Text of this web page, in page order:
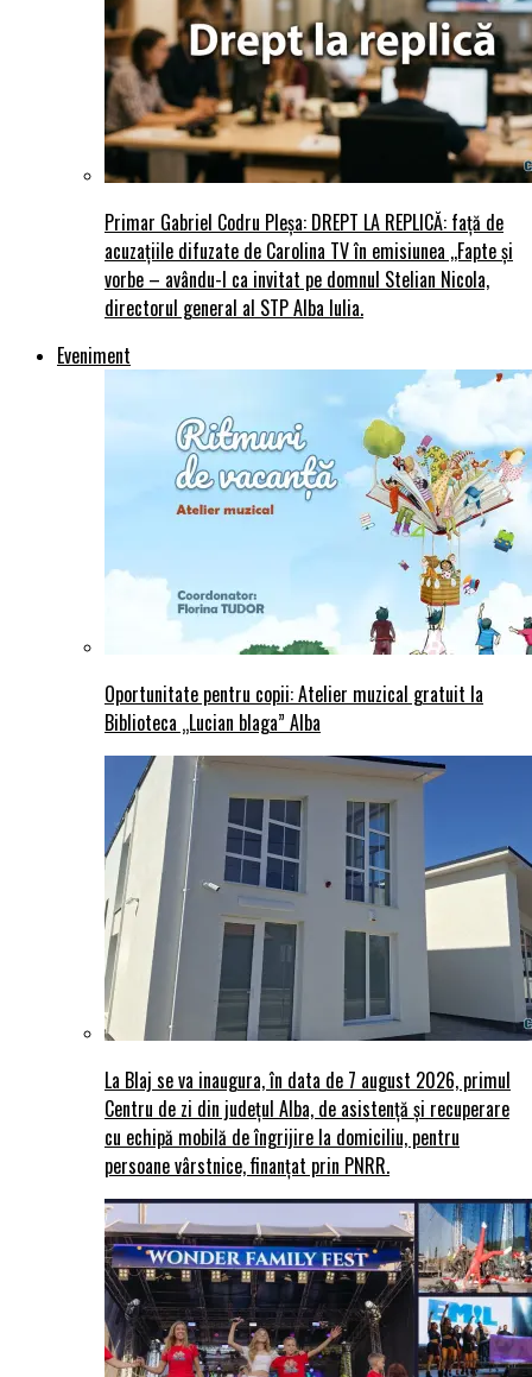
Primar Gabriel Codru Pleșa: DREPT LA REPLICĂ: față de
acuzațiile difuzate de Carolina TV în emisiunea ,,Fapte și
vorbe – avându-l ca invitat pe domnul Stelian Nicola,
directorul general al STP Alba Iulia.
Eveniment
Oportunitate pentru copii: Atelier muzical gratuit la
Biblioteca „Lucian blaga” Alba
La Blaj se va inaugura, în data de 7 august 2026, primul
Centru de zi din județul Alba, de asistență și recuperare
cu echipă mobilă de îngrijire la domiciliu, pentru
persoane vârstnice, finanțat prin PNRR.